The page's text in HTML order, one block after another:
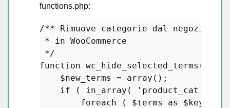
functions.php:
/** Rimuove categorie dal negozio e
* in WooCommerce
*/
function wc_hide_selected_terms (
$new_terms
= array ();
if ( in_array ( 'product_cat'
foreach ( $terms as $key